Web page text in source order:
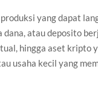
yang dapat
atau deposito
hingga aset kripto
usaha kecil yang